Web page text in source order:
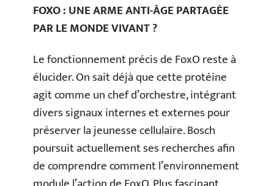
FOXO : UNE ARME ANTI-ÂGE PARTAGÉE
PAR LE MONDE VIVANT ?
Le fonctionnement précis de FoxO reste à
élucider. On sait déjà que cette protéine
agit comme un chef d’orchestre, intégrant
divers signaux internes et externes pour
préserver la jeunesse cellulaire. Bosch
poursuit actuellement ses recherches afin
de comprendre comment l’environnement